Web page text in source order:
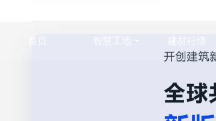
首页 智慧工地 建材行情